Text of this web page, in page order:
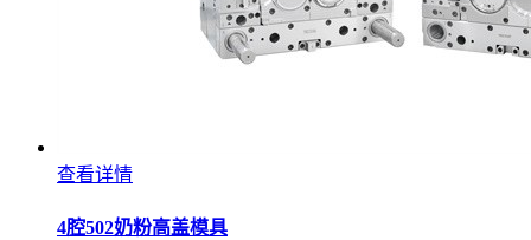
查看详情
4腔502奶粉高盖模具